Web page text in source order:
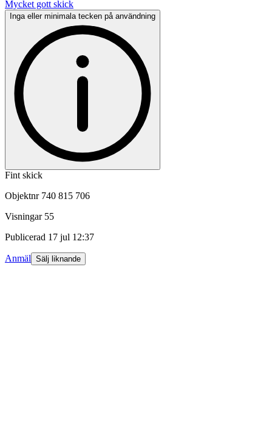
Mycket gott skick
Inga eller minimala tecken på användning
Fint skick
Objektnr 740 815 706
Visningar 55
Publicerad 17 jul 12:37
Anmäl Sälj liknande